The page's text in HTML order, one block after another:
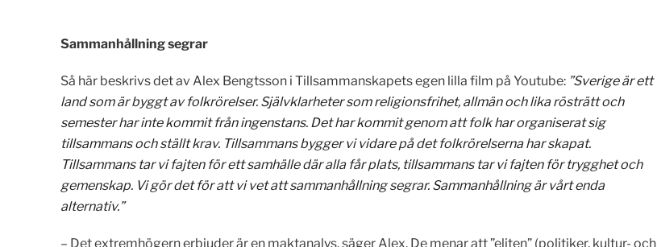
Sammanhållning segrar
Så här beskrivs det av Alex Bengtsson i Tillsammanskapets egen lilla film på Youtube: ”Sverige är ett
land som är byggt av folkrörelser. Självklarheter som religionsfrihet, allmän och lika rösträtt och
semester har inte kommit från ingenstans. Det har kommit genom att folk har organiserat sig
tillsammans och ställt krav. Tillsammans bygger vi vidare på det folkrörelserna har skapat.
Tillsammans tar vi fajten för ett samhälle där alla får plats, tillsammans tar vi fajten för trygghet och
gemenskap. Vi gör det för att vi vet att sammanhållning segrar. Sammanhållning är vårt enda
alternativ.”
– Det extremhögern erbjuder är en maktanalys, säger Alex. De menar att ”eliten” (politiker, kultur- och